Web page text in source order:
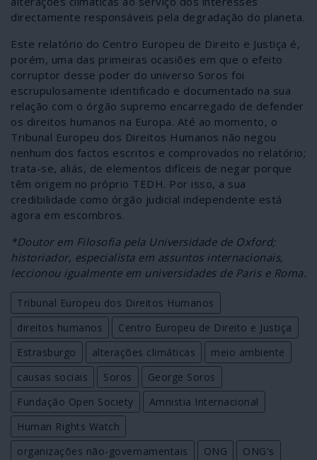
directamente responsáveis pela degradação do planeta.
Este relatório do Centro Europeu de Direito e Justiça é,
porém, uma das primeiras ocasiões em que o efeito
corruptor desse poder do universo Soros foi
escrupulosamente identificado e documentado na sua
relação com o órgão supremo encarregado de defender
os direitos humanos na Europa. Até ao momento, o
Tribunal Europeu dos Direitos Humanos não negou
nenhum dos factos escritos e comprovados no relatório;
trata-se, aliás, de elementos difíceis de negar porque
têm origem no próprio TEDH. Por isso, a sua
credibilidade como órgão judicial independente está
agora em escombros.
*Doutor em Filosofia pela Universidade de Oxford;
historiador, especialista em assuntos internacionais,
leccionou igualmente em universidades de Paris e Roma.
Tribunal Europeu dos Direitos Humanos
direitos humanos
Centro Europeu de Direito e Justiça
Estrasburgo
alterações climáticas
meio ambiente
causas sociais
Soros
George Soros
Fundação Open Society
Amnistia Internacional
Human Rights Watch
organizações não-governamentais
ONG
ONG's